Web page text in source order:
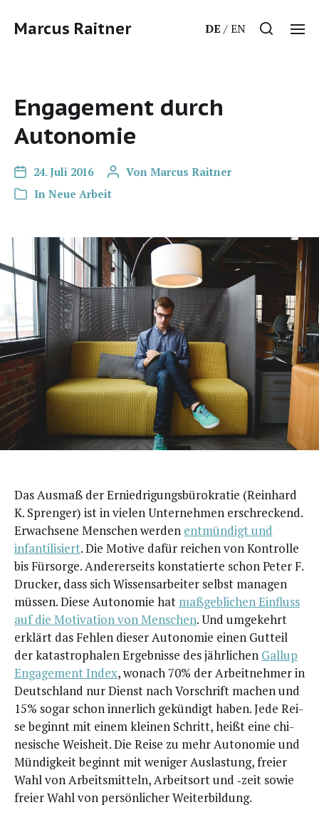
Marcus Raitner DE EN
Engagement durch
Autonomie
24. Juli 2016 Von Marcus Raitner
In Neue Arbeit
Das Aus­maß der Ernied­ri­gungs­bü­ro­kra­tie (Rein­hard
K. Spren­ger) ist in vie­len Unter­neh­men erschre­ckend.
Erwach­se­ne Men­schen wer­den ent­mün­digt und
infan­ti­li­siert. Die Moti­ve dafür rei­chen von Kon­trol­le
bis Für­sor­ge. Ande­rer­seits kon­sta­tier­te schon Peter F.
Dru­cker, dass sich Wis­sens­ar­bei­ter selbst mana­gen
müs­sen. Die­se Auto­no­mie hat maß­geb­li­chen Ein­fluss
auf die Moti­va­ti­on von Men­schen. Und umge­kehrt
erklärt das Feh­len die­ser Auto­no­mie einen Gut­teil
der kata­stro­pha­len Ergeb­nis­se des jähr­li­chen Gal­lup
Enga­ge­ment Index, wonach 70% der Arbeit­neh­mer in
Deutsch­land nur Dienst nach Vor­schrift machen und
15% sogar schon inner­lich gekün­digt haben. Jede Rei­
se beginnt mit einem klei­nen Schritt, heißt eine chi­
ne­si­sche Weis­heit. Die Rei­se zu mehr Auto­no­mie und
Mün­dig­keit beginnt mit weni­ger Aus­las­tung, frei­er
Wahl von Arbeits­mit­teln, Arbeits­ort und ‑zeit sowie
frei­er Wahl von per­sön­li­cher Weiterbildung.